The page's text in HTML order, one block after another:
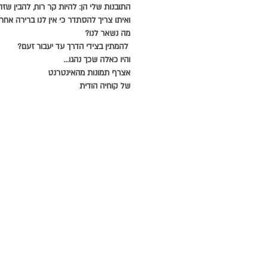
התובנות שלי הן: להיות קר רוח, להבין
ואיתו צריך להסתדר כי אין לנו ברירה
מה נשאר לנו?
להמתין בצידי הדרך עד יעבור זעם?
והיו כאלה שכך נהגו...
אצרף תמונות מהאינטרנט
של קוחיה הודית